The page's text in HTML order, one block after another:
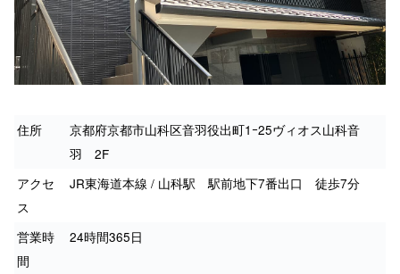
住所
京都府京都市山科区音羽役出町1ｰ25ヴィオス山科音
羽 2F
アクセ
ス
JR東海道本線 / 山科駅 駅前地下7番出口 徒歩7分
営業時
間
24時間365日